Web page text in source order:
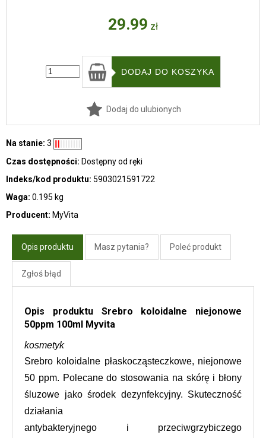
29.99 zł
Dodaj do ulubionych
Na stanie: 3
Czas dostępności: Dostępny od ręki
Indeks/kod produktu: 5903021591722
Waga: 0.195 kg
Producent: MyVita
Opis produktu Masz pytania? Poleć produkt
Zgłoś błąd
Opis produktu Srebro koloidalne niejonowe
50ppm 100ml Myvita
kosmetyk
Srebro koloidalne płaskocząsteczkowe, niejonowe
50 ppm. Polecane do stosowania na skórę i błony
śluzowe jako środek dezynfekcyjny. Skuteczność
działania
antybakteryjnego i przeciwgrzybiczego